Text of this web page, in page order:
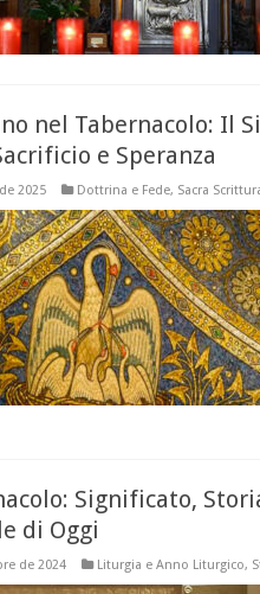
nel Tabernacolo: Il
e Speranza
2025 Dottrina e Fede, Sacra
Significato,
di Oggi
de 2024 Liturgia e Anno Liturgico,